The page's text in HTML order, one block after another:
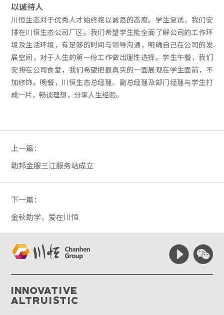
以诚待人
川恒生态对于优秀人才始终抱以诚恳的态度。学生复试，我们安
排在川恒生态公司厂区。我们希望学生能全面了解公司的工作环
境及生活环境，有足够的时间与领导沟通，明确自己在公司的发
展空间，对于人生的第一份工作做出理性选择。学生午餐，我们
安排在公司食堂，我们希望把最真实的一面展现在学生面前，不
加修饰。晚餐，川恒生态总经理、副总经理及部门经理与学生打
成一片，畅谈理想，分享人生经验。
上一篇：
助邦金服三江服务站成立
下一篇：
金秋助学，爱在川恒
Innovative
Altruistic